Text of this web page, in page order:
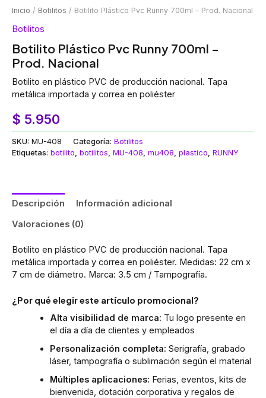
Inicio / Botilitos / Botilito Plástico Pvc Runny 700ml – Prod. Nacional
Botilitos
Botilito Plástico Pvc Runny 700ml –
Prod. Nacional
Botilito en plástico PVC de producción nacional. Tapa
metálica importada y correa en poliéster
$ 5.950
SKU: MU-408 Categoría: Botilitos
Etiquetas: botilito botilitos MU-408 mu408 plastico RUNNY
Descripción
Información adicional
Valoraciones (0)
Botilito en plástico PVC de producción nacional. Tapa
metálica importada y correa en poliéster. Medidas: 22 cm x
7 cm de diámetro. Marca: 3.5 cm / Tampografía.
¿Por qué elegir este artículo promocional?
Alta visibilidad de marca: Tu logo presente en
el día a día de clientes y empleados
Personalización completa: Serigrafía, grabado
láser, tampografía o sublimación según el material
Múltiples aplicaciones: Ferias, eventos, kits de
bienvenida, dotación corporativa y regalos de